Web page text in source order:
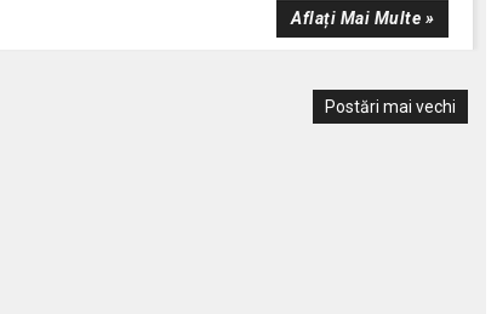
Aflați Mai Multe »
Postări mai vechi